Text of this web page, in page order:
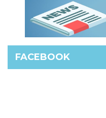
FACEBOOK